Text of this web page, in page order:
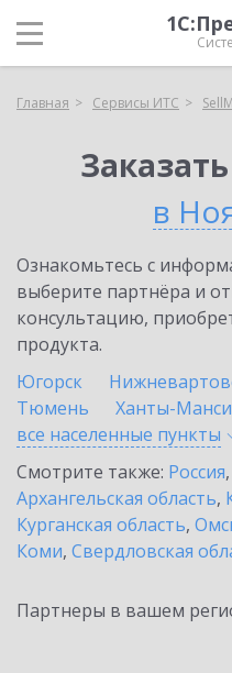
Главная Сервисы ИТС
в
Ознакомьтесь с
выберите партнёра и
консультацию,
продукта.
Югорск
Тюмень
Ханты-
все населенные пункты
Смотрите также: Россия,
Архангельская область,
Курганская область,
Коми, Свердловская
Партнеры в вашем